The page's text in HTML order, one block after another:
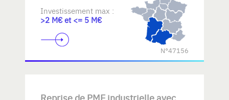
Investissement max :
>2 M€ et <= 5 M€
N°47156
Reprise de PME industrielle avec